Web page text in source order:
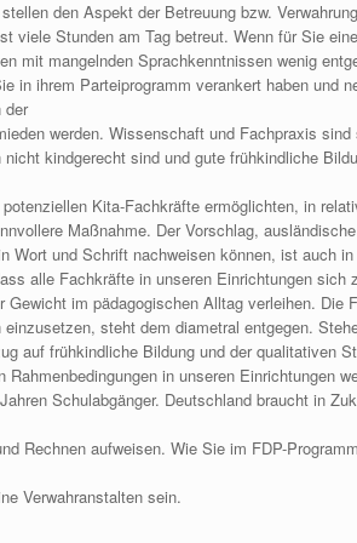
den Aspekt der Betreuung bzw.
viele Stunden am Tag betreut. Wenn für Sie
mit mangelnden Sprachkenntnissen wenig
in ihrem Parteiprogramm verankert haben und
der
werden. Wissenschaft und Fachpraxis
kindgerecht sind und gute frühkindliche
Kita-Fachkräfte ermöglichten, in
Maßnahme. Der Vorschlag,
Wort und Schrift nachweisen können, ist auch
alle Fachkräfte in unseren Einrichtungen sich
Gewicht im pädagogischen Alltag verleihen. Die
steht dem diametral entgegen.
auf frühkindliche Bildung und der qualitativen
in unseren Einrichtungen
Schulabgänger. Deutschland braucht in
Rechnen aufweisen. Wie Sie im FDP-
Verwahranstalten sein.